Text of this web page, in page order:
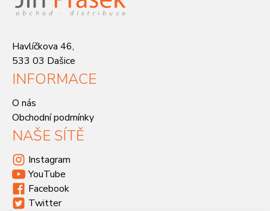
Havlíčkova 46,
533 03 Dašice
INFORMACE
O nás
Obchodní podmínky
NAŠE SÍTĚ
Instagram
YouTube
Facebook
Twitter